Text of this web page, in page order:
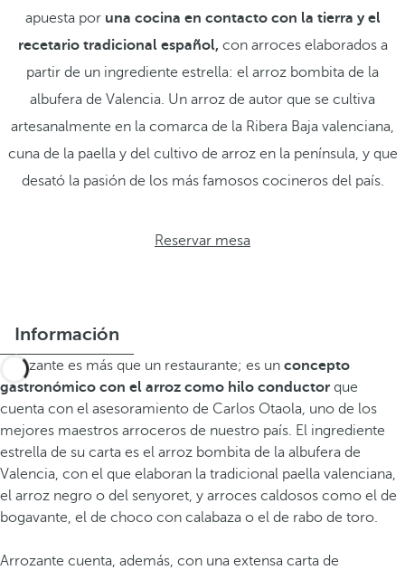
apuesta por una cocina en contacto con la tierra y el
recetario tradicional español,con arroces elaborados a
partir de un ingrediente estrella: el arroz bombita de la
albufera de Valencia. Un arroz de autor que se cultiva
artesanalmente en la comarca de la Ribera Baja valenciana,
cuna de la paella y del cultivo de arroz en la península, y que
desató la pasión de los más famosos cocineros del país.
Reservar mesa
Información
Arrozante es más que un restaurante; es un concepto
gastronómico con el arroz como hilo conductor que
cuenta con el asesoramiento de Carlos Otaola, uno de los
mejores maestros arroceros de nuestro país. El ingrediente
estrella de su carta es el arroz bombita de la albufera de
Valencia, con el que elaboran la tradicional paella valenciana,
el arroz negro o del senyoret, y arroces caldosos como el de
bogavante, el de choco con calabaza o el de rabo de toro.
Arrozante cuenta, además, con una extensa carta de